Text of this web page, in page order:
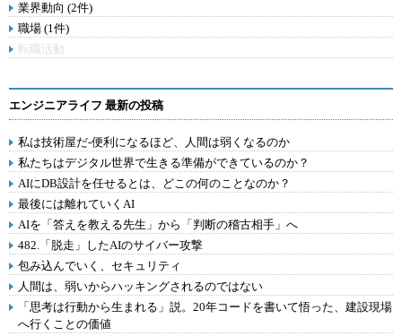
業界動向 (2件)
職場 (1件)
転職活動
エンジニアライフ 最新の投稿
私は技術屋だ-便利になるほど、人間は弱くなるのか
私たちはデジタル世界で生きる準備ができているのか？
AIにDB設計を任せるとは、どこの何のことなのか？
最後には離れていくAI
AIを「答えを教える先生」から「判断の稽古相手」へ
482.「脱走」したAIのサイバー攻撃
包み込んでいく、セキュリティ
人間は、弱いからハッキングされるのではない
「思考は行動から生まれる」説。20年コードを書いて悟った、建設現場
へ行くことの価値